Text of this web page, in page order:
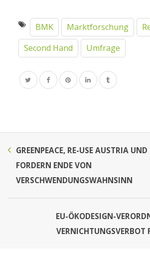
BMK Marktforschung
Second Hand
Umfrage
GREENPEACE, RE-USE AUSTRIA
FORDERN ENDE VON
VERSCHWENDUNGSWAHNSINN
EU-ÖKODESIGN-
VERNICHTUNGSVERBOT